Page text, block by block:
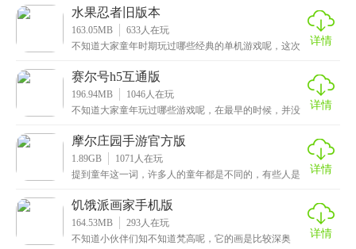
玩的
水果忍者旧版本
163.05MB 633 人在玩
不知道大家童年时期玩过哪些经典的单机游戏呢，这次
切水
详情
赛尔号h5互通版
196.94MB 1046 人在玩
不知道大家童年玩过哪些游戏呢，在最早的时候，并没
类的
详情
摩尔庄园手游官方版
1.89GB 1071 人在玩
提到童年这一词，许多人的童年都是不同的，有些人是
动画
详情
饥饿派画家手机版
164.53MB 293 人在玩
不知道小伙伴们知不知道梵高呢，它的画是比较深奥
详情